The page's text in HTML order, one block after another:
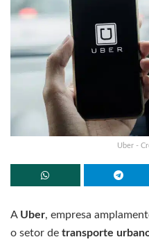
Uber -
A Uber, empresa
o setor de transporte